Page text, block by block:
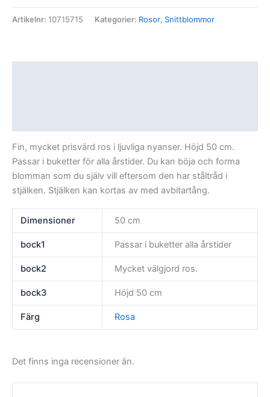
Artikelnr: 10715715 Kategorier: Rosor, Snittblommor
Fin, mycket prisvärd ros i ljuvliga nyanser. Höjd 50 cm.
Passar i buketter för alla årstider. Du kan böja och forma
blomman som du själv vill eftersom den har ståltråd i
stjälken. Stjälken kan kortas av med avbitartång.
Dimensioner 50 cm
bock1 Passar i buketter alla årstider
bock2 Mycket välgjord ros.
bock3 Höjd 50 cm
Färg Rosa
Det finns inga recensioner än.